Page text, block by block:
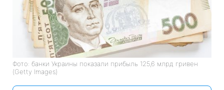
Фото: банки Украины показали прибыль 125,6 млрд гривен
(Getty Images)